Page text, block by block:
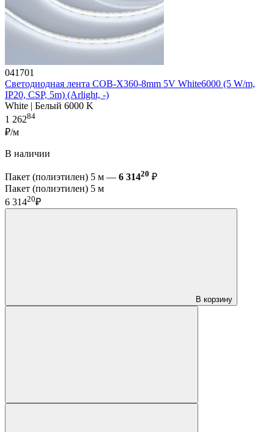
041701
Светодиодная лента COB-X360-8mm 5V White6000 (5 W/m,
IP20, CSP, 5m) (Arlight, -)
White | Белый 6000 K
1 26284
₽/м
В наличии
Пакет (полиэтилен) 5 м — 6 31420 ₽
Пакет (полиэтилен) 5 м
6 31420₽
В корзину